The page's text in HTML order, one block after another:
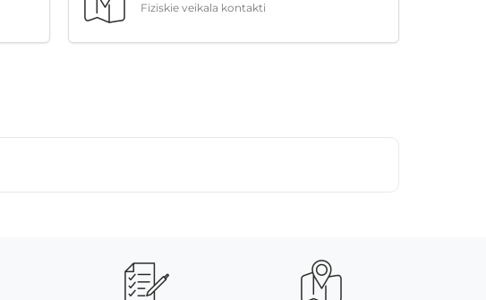
Fiziskie veikala kontakti